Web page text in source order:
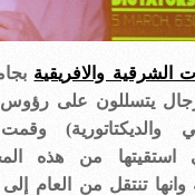
الشرقية والافريقية
يتسللون على
والديكتاتورية)
استقيتها من هذه
وانها تنتقل من العام